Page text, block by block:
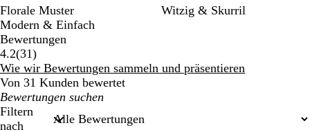
Florale Muster
Modern & Einfach
Witzig & Skurril
Bewertungen
4.2(3131
Bewertungen
)
Wie wir Bewertungen sammeln und präsentieren
Von 31 Kunden bewertet
Meine
Sucheingaben
Filtern
nach